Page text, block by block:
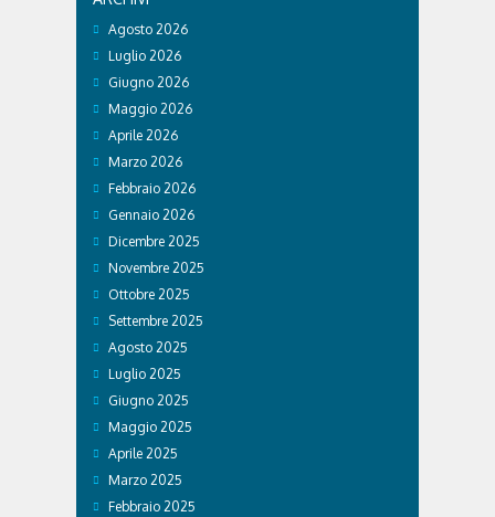
Agosto 2026
Luglio 2026
Giugno 2026
Maggio 2026
Aprile 2026
Marzo 2026
Febbraio 2026
Gennaio 2026
Dicembre 2025
Novembre 2025
Ottobre 2025
Settembre 2025
Agosto 2025
Luglio 2025
Giugno 2025
Maggio 2025
Aprile 2025
Marzo 2025
Febbraio 2025